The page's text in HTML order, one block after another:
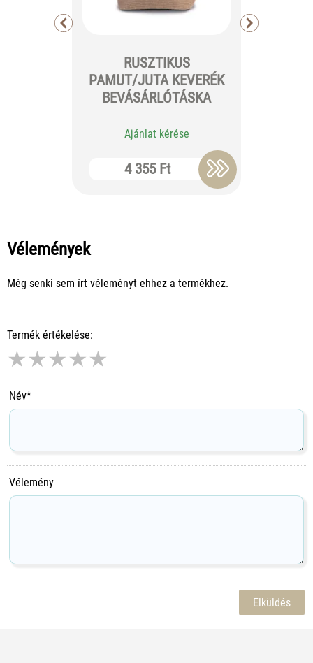
RUSZTIKUS
PAMUT/JUTA KEVERÉK
BEVÁSÁRLÓTÁSKA
Ajánlat kérése
4 355 Ft
Vélemények
Még senki sem írt véleményt ehhez a termékhez.
Termék értékelése:
★★★★★
Név*
Vélemény